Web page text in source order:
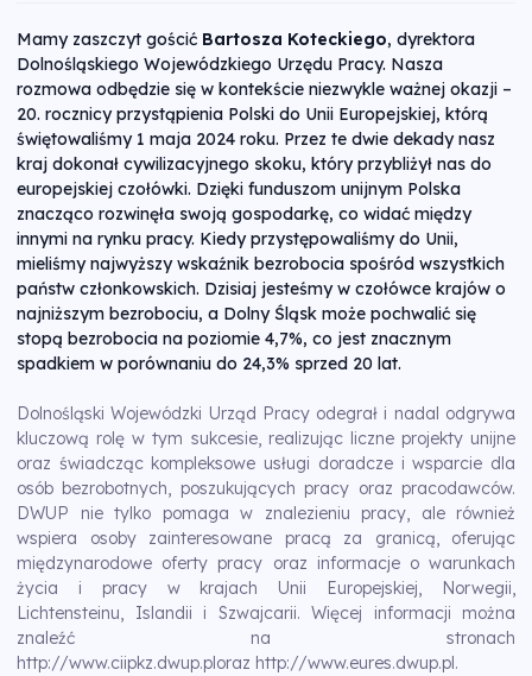
Mamy zaszczyt gościć Bartosza Koteckiego, dyrektora
Dolnośląskiego Wojewódzkiego Urzędu Pracy. Nasza
rozmowa odbędzie się w kontekście niezwykle ważnej okazji –
20. rocznicy przystąpienia Polski do Unii Europejskiej, którą
świętowaliśmy 1 maja 2024 roku. Przez te dwie dekady nasz
kraj dokonał cywilizacyjnego skoku, który przybliżył nas do
europejskiej czołówki. Dzięki funduszom unijnym Polska
znacząco rozwinęła swoją gospodarkę, co widać między
innymi na rynku pracy. Kiedy przystępowaliśmy do Unii,
mieliśmy najwyższy wskaźnik bezrobocia spośród wszystkich
państw członkowskich. Dzisiaj jesteśmy w czołówce krajów o
najniższym bezrobociu, a Dolny Śląsk może pochwalić się
stopą bezrobocia na poziomie 4,7%, co jest znacznym
spadkiem w porównaniu do 24,3% sprzed 20 lat.
Dolnośląski Wojewódzki Urząd Pracy odegrał i nadal odgrywa
kluczową rolę w tym sukcesie, realizując liczne projekty unijne
oraz świadcząc kompleksowe usługi doradcze i wsparcie dla
osób bezrobotnych, poszukujących pracy oraz pracodawców.
DWUP nie tylko pomaga w znalezieniu pracy, ale również
wspiera osoby zainteresowane pracą za granicą, oferując
międzynarodowe oferty pracy oraz informacje o warunkach
życia i pracy w krajach Unii Europejskiej, Norwegii,
Lichtensteinu, Islandii i Szwajcarii. Więcej informacji można
znaleźć na stronach
http://www.ciipkz.dwup.pl oraz http://www.eures.dwup.pl .